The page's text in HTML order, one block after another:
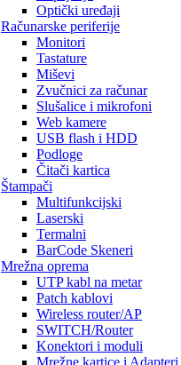
Optički uređaji
Računarske periferije
Monitori
Tastature
Miševi
Zvučnici za računar
Slušalice i mikrofoni
Web kamere
USB flash i HDD
Podloge
Čitači kartica
Štampači
Multifunkcijski
Laserski
Termalni
BarCode Skeneri
Mrežna oprema
UTP kabl na metar
Patch kablovi
Wireless router/AP
SWITCH/Router
Konektori i moduli
Mrežne kartice i Adapteri